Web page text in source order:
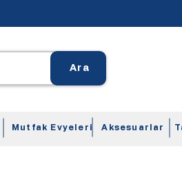
Ara
Mutfak Evyeleri Aksesuarlar